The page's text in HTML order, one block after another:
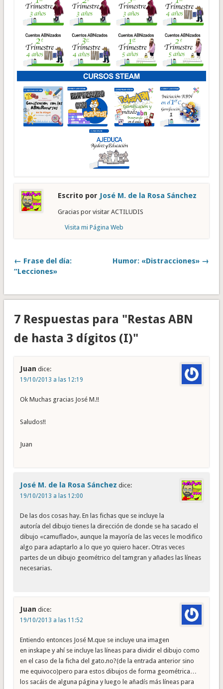
Escrito por José M. de la Rosa Sánchez
Gracias por visitar ACTILUDIS
Visita mi Página Web
← Frase del día:
“Lecciones»
Humor: «Distracciones» →
7 Respuestas para "Restas ABN
de hasta 3 dígitos (I)"
Juan dice:
19/10/2013 a las 12:19
Ok Muchas gracias José M.!!
Saludos!!
Juan
José M. de la Rosa Sánchez dice:
19/10/2013 a las 12:00
De las dos cosas hay. En las fichas que se incluye la
autoría del dibujo tienes la dirección de donde se ha sacado el
dibujo «camuflado», aunque la mayoría de las veces le modifico
algo para adaptarlo a lo que yo quiero hacer. Otras veces
partes de un dibujo geométrico del tamgran y añades las líneas
necesarias.
Juan dice:
19/10/2013 a las 11:52
Entiendo entonces José M.que se incluye una imagen
en inskape y ahí se incluye las líneas para dividir el dibujo como
en el caso de la ficha del gato.no?(de la entrada anterior sino
me equivoco)pero para estos dibujos de forma geométrica…
los sacáis de alguna página y luego le añadís más líneas para